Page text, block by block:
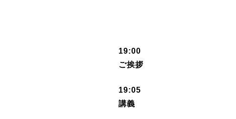
19:00
ご挨拶
19:05
講義